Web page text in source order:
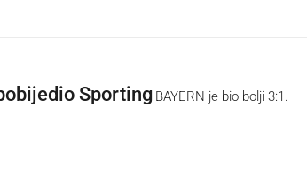
Sporting BAYERN je bio bolji 3:1.